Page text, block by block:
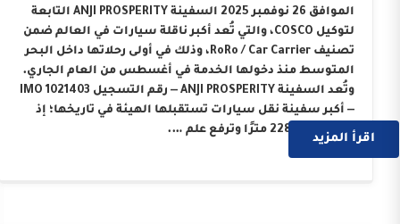
الموافق 26 نوفمبر 2025 السفينة ANJI PROSPERITY التابعة
لتوكيل COSCO، والتي تُعد أكبر ناقلة سيارات في العالم ضمن
تصنيف RoRo / Car Carrier، وذلك في أولى رحلاتها داخل البحر
المتوسط منذ دخولها الخدمة في أغسطس من العام الجاري.
وتُعد السفينة ANJI PROSPERITY — رقم التسجيل IMO 1021403
— أكبر سفينة نقل سيارات تستقبلها الهيئة في تاريخها؛ إذ
يبلغ طولها 228 مترًا وترفع علم ….
اقرأ المزيد